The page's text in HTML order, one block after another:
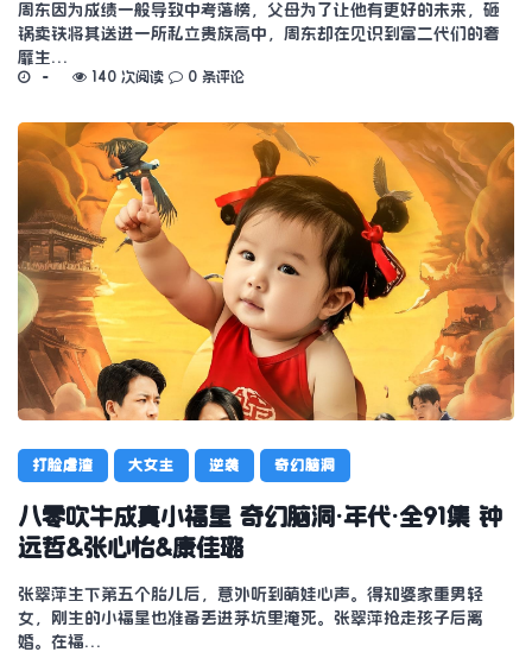
周东因为成绩一般导致中考落榜，父母为了让他有更好的未来，砸
锅卖铁将其送进一所私立贵族高中，周东却在见识到富二代们的奢
靡生…
140 次阅读 0 条评论
打脸虐渣 大女主 逆袭 奇幻脑洞
八零吹牛成真小福星 奇幻脑洞·年代·全91集 钟
远哲&张心怡&康佳璐
张翠萍生下第五个胎儿后，意外听到萌娃心声。得知婆家重男轻
女，刚生的小福星也准备丢进茅坑里淹死。张翠萍抢走孩子后离
婚。在福…